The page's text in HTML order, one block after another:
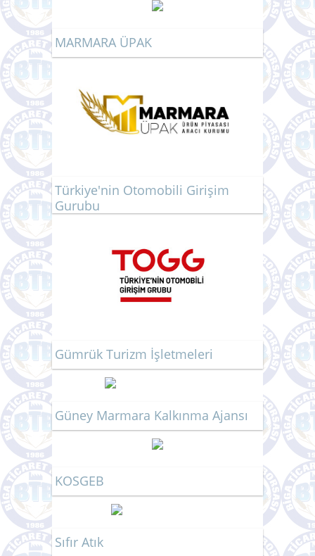
MARMARA ÜPAK
Türkiye'nin Otomobili Girişim
Gurubu
Gümrük Turizm İşletmeleri
Güney Marmara Kalkınma Ajansı
KOSGEB
Sıfır Atık